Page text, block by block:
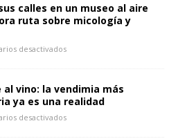
calles en un museo al aire
ruta sobre micología y
desactivados
al vino: la vendimia más
ya es una realidad
desactivados